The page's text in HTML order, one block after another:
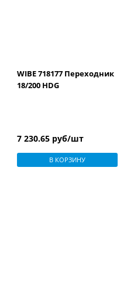
WIBE 718177 Переходник
18/200 HDG
7 230.65 руб/шт
В КОРЗИНУ